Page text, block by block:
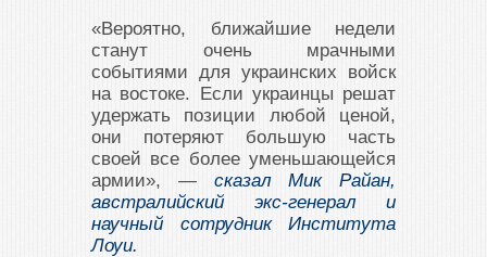
«Вероятно, ближайшие недели
станут очень мрачными
событиями для украинских войск
на востоке. Если украинцы решат
удержать позиции любой ценой,
они потеряют большую часть
своей все более уменьшающейся
армии», — сказал Мик Райан,
австралийский экс-генерал и
научный сотрудник Института
Лоуи.